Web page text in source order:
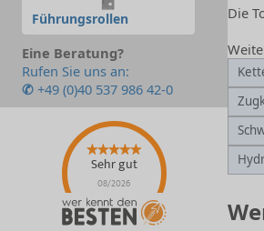
Führungsrollen
Eine Beratung?
Rufen Sie uns an:
✆ +49 (0)40 537 986 42-0
Sehr gut
08/2026
Die